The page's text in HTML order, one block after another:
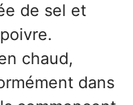
de sel et
chaud,
dans